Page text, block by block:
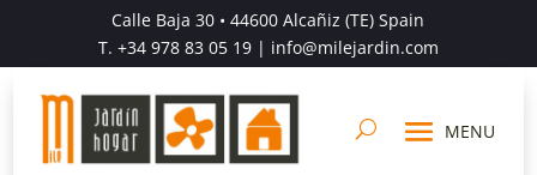
Calle Baja 30 • 44600 Alcañiz (TE) Spain
T. +34 978 83 05 19| info@milejardin.com